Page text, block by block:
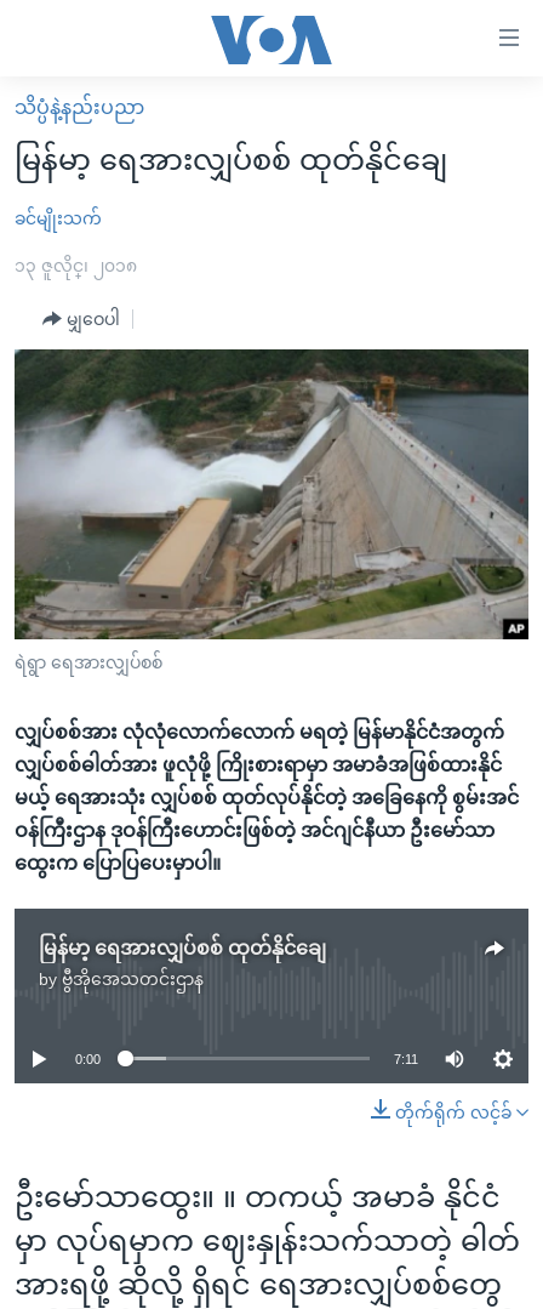
လွယ်ကူ
စေ
Link
များ
အကြောင်းအရာ
ကျော်
ကြည့်
ပင်မ
ညွန်း
စာမျက်နှာ
ကျော်
ကြည့်
ရှာဖွေ
နေရာ
ကျော်
မူလစာမျက်နှာ
မြန်မာ
ကမ္ဘာ့သတင်းများ
နိုင်ငံတကာ
တရုတ်
အစ္စရေး-ပါလက်စတိုင်း
ဗွီဒီယို
ရပ်ဝန်းတခု လမ်းတခု အလွန်
အင်္ဂလိပ်စာလေ့လာမယ်
အမေရိကန်သုံးအီဒီယံ
မကြေးမုံရဲ့ အင်္ဂလိပ်စာ
ရုပ်ရှင်ထဲက အင်္ဂလိပ်စာ
သုတပဒေသာ အင်္ဂလိပ်စာ
အပတ်စဉ်ကဏ္ဍများ
တီဗွီ
ရေဒီယိုနှင့်ရုပ်သံ အချက်အလက်များ
ရေဒီယို/တီဗွီအစီအစဉ်
Learning English
ဗွီအိုအေ လူမှုကွန်ယက်များ
ဘာသာစကားများ
သိပ္ပံနဲ့နည်းပညာ
မြန်မာ့ ရေအားလျှပ်စစ် ထုတ်နိုင်ချေ
ခင်မျိုးသက်
၁၃ ဇူလိုင္၊ ၂၀၁၈
မျှဝေပါ
ရဲရွာ ရေအားလျှပ်စစ်
လျှပ်စစ်အား လုံလုံလောက်လောက် မရတဲ့ မြန်မာနိုင်ငံအတွက်
လျှပ်စစ်ဓါတ်အား ဖူလုံဖို့ ကြိုးစားရာမှာ အမာခံအဖြစ်ထားနိုင်
မယ့် ရေအားသုံး လျှပ်စစ် ထုတ်လုပ်နိုင်တဲ့ အခြေနေကို စွမ်းအင်
ဝန်ကြီးဌာန ဒုဝန်ကြီးဟောင်းဖြစ်တဲ့ အင်ဂျင်နီယာ ဦးမော်သာ
ထွေးက ပြောပြပေးမှာပါ။
မြန်မာ့ ရေအားလျှပ်စစ် ထုတ်နိုင်ချေ
by ဗွီအိုအေသတင်းဌာန
No media source currently available
0:00 7:11
တိုက်ရိုက် လင့်ခ်
ဦးမော်သာထွေး။ ။ တကယ့် အမာခံ နိုင်ငံ
မှာ လုပ်ရမှာက ဈေးနှုန်းသက်သာတဲ့ ဓါတ်
အားရဖို့ ဆိုလို့ ရှိရင် ရေအားလျှပ်စစ်တွေ